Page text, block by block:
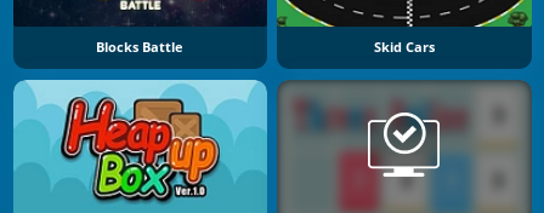
Blocks Battle Skid Cars